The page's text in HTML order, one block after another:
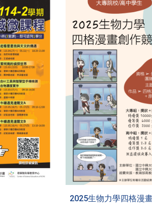
2025生物力學四格漫